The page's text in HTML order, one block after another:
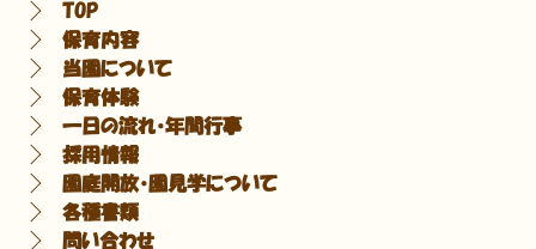
TOP
保育内容
当園について
保育体験
一日の流れ・年間行事
採用情報
園庭開放・園見学について
各種書類
問い合わせ